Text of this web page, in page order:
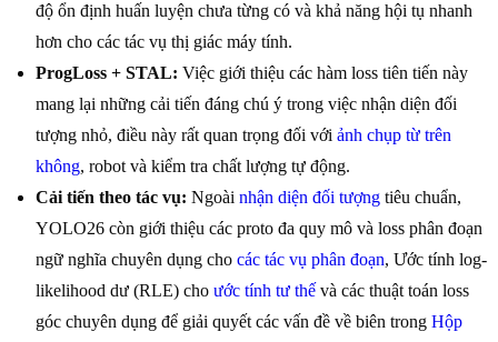
độ ổn định huấn luyện chưa từng có và khả năng hội tụ nhanh
hơn cho các tác vụ thị giác máy tính.
ProgLoss + STAL: Việc giới thiệu các hàm loss tiên tiến này
mang lại những cải tiến đáng chú ý trong việc nhận diện đối
tượng nhỏ, điều này rất quan trọng đối với ảnh chụp từ trên
không, robot và kiểm tra chất lượng tự động.
Cải tiến theo tác vụ: Ngoài nhận diện đối tượng tiêu chuẩn,
YOLO26 còn giới thiệu các proto đa quy mô và loss phân đoạn
ngữ nghĩa chuyên dụng cho các tác vụ phân đoạn, Ước tính log-
likelihood dư (RLE) cho ước tính tư thế và các thuật toán loss
góc chuyên dụng để giải quyết các vấn đề về biên trong Hộp